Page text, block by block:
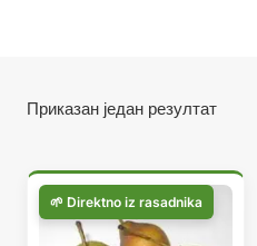
Приказан један резултат